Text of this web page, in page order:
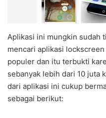
Aplikasi ini mungkin sudah
mencari aplikasi
populer dan itu terbukti
sebanyak lebih dari 10 juta
dari aplikasi ini cukup
sebagai berikut: